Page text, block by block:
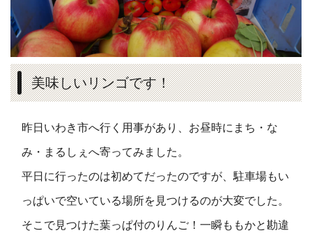
美味しいリンゴです！
昨日いわき市へ行く用事があり、お昼時にまち・な
み・まるしぇへ寄ってみました。
平日に行ったのは初めてだったのですが、駐車場もい
っぱいで空いている場所を見つけるのが大変でした。
そこで見つけた葉っぱ付のりんご！一瞬ももかと勘違